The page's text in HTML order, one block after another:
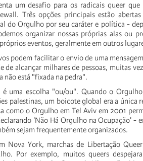
um desafio para os radicais queer
Três opções principais estão
do Orgulho por seu caráter e política -
organizar nossas próprias alas ou
eventos, geralmente em outros
podem facilitar o envio de uma
de alcançar milhares de pessoas, muitas
não está "fixada na pedra".
é uma escolha "ou/ou". Quando o
palestinas, um boicote global era a única
como o Orgulho em Tel Aviv em 2001
'Não Há Orgulho na Ocupação' -
sejam frequentemente organizados.
Nova York, marchas de Libertação
Por exemplo, muitos queers